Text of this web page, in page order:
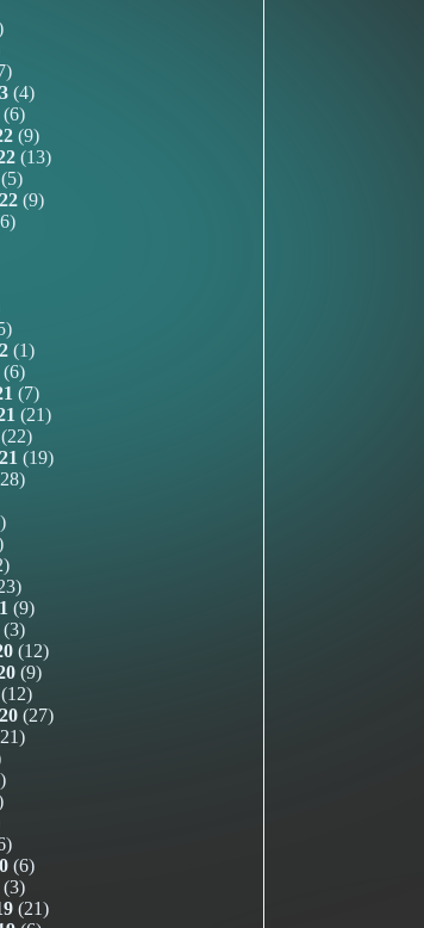
(4)
(9)
(13)
(9)
(1)
(7)
(21)
(22)
(19)
(9)
(3)
(12)
(9)
(27)
(6)
(21)